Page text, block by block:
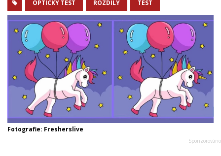
OPTICKY TEST ROZDÍLY TEST
Fotografie: Fresherslive